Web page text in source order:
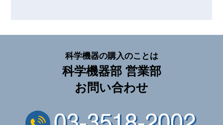
科学機器の購入のことは
科学機器部 営業部
お問い合わせ